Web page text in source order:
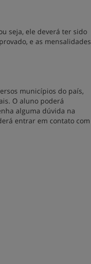
seja, ele deverá ter sido
e as mensalidades
municípios do país,
O aluno poderá
alguma dúvida na
entrar em contato com